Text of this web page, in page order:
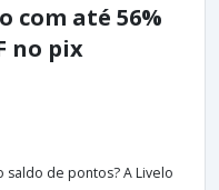
com até 56%
no pix
saldo de pontos? A Livelo